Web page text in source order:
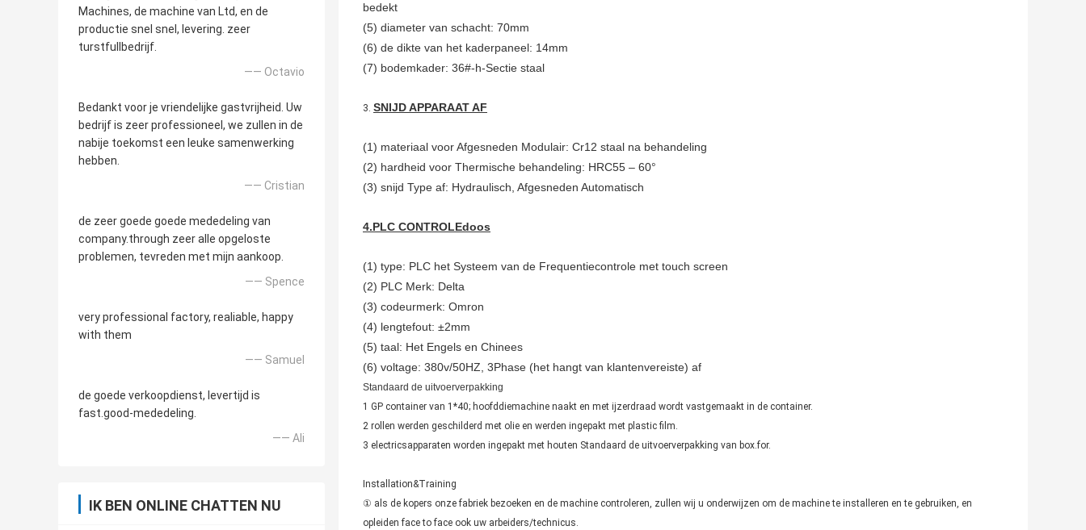
Machines, de machine van Ltd, en de
productie snel snel, levering. zeer
turstfullbedrijf.
—— Octavio
Bedankt voor je vriendelijke gastvrijheid. Uw
bedrijf is zeer professioneel, we zullen in de
nabije toekomst een leuke samenwerking
hebben.
—— Cristian
de zeer goede goede mededeling van
company.through zeer alle opgeloste
problemen, tevreden met mijn aankoop.
—— Spence
very professional factory, realiable, happy
with them
—— Samuel
de goede verkoopdienst, levertijd is
fast.good-mededeling.
—— Ali
IK BEN ONLINE CHATTEN NU
bedekt
(5) diameter van schacht: 70mm
(6) de dikte van het kaderpaneel: 14mm
(7) bodemkader: 36#-h-Sectie staal
3. SNIJD APPARAAT AF
(1) materiaal voor Afgesneden Modulair: Cr12 staal na behandeling
(2) hardheid voor Thermische behandeling: HRC55 – 60°
(3) snijd Type af: Hydraulisch, Afgesneden Automatisch
4.PLC CONTROLEdoos
(1) type: PLC het Systeem van de Frequentiecontrole met touch screen
(2) PLC Merk: Delta
(3) codeurmerk: Omron
(4) lengtefout: ±2mm
(5) taal: Het Engels en Chinees
(6) voltage: 380v/50HZ, 3Phase (het hangt van klantenvereiste) af
Standaard de uitvoerverpakking
1 GP container van 1*40; hoofddiemachine naakt en met ijzerdraad wordt vastgemaakt in de container.
2 rollen werden geschilderd met olie en werden ingepakt met plastic film.
3 electricsapparaten worden ingepakt met houten Standaard de uitvoerverpakking van box.for.
Installation&Training
① als de kopers onze fabriek bezoeken en de machine controleren, zullen wij u onderwijzen om de machine te installeren en te gebruiken, en
opleiden face to face ook uw arbeiders/technicus.